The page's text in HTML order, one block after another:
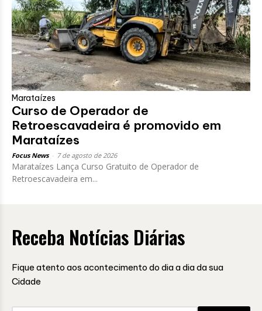
Marataízes
Curso de Operador de
Retroescavadeira é promovido em
Marataízes
Focus News 7 de agosto de 2026
Marataízes Lança Curso Gratuito de Operador de
Retroescavadeira em...
Receba Notícias Diárias
Fique atento aos acontecimento do dia a dia da sua
Cidade